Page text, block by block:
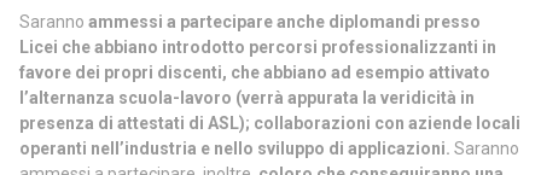
Saranno ammessi a partecipare anche diplomandi presso
Licei che abbiano introdotto percorsi professionalizzanti in
favore dei propri discenti, che abbiano ad esempio attivato
l’alternanza scuola-lavoro (verrà appurata la veridicità in
presenza di attestati di ASL); collaborazioni con aziende locali
operanti nell’industria e nello sviluppo di applicazioni. Saranno